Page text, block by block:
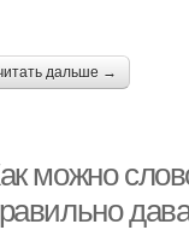
дальше →
можно